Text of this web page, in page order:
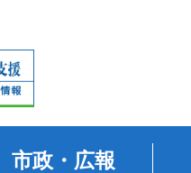
市政・広報